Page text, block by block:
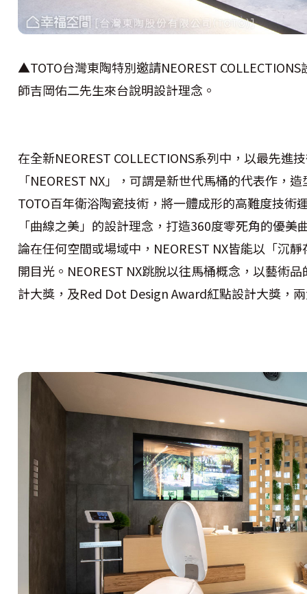
▲TOTO台灣東陶特別邀請NEOREST
師吉岡佑二先生來台說明設計理念。
在全新NEOREST COLLECTIONS系列中，以最先進
「NEOREST NX」，可謂是新世代馬桶的代表作，
TOTO百年衛浴陶瓷技術，將一體成形的高難度技術
「曲線之美」的設計理念，打造360度零死角的優
論在任何空間或場域中，NEOREST NX皆能以「沉
開目光。NEOREST NX跳脫以往馬桶概念，以藝術
計大獎，及Red Dot Design Award紅點設計大獎，